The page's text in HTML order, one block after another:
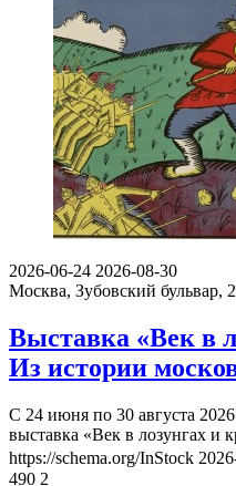
2026-06-24 2026-08-30
Москва, Зубовский бульвар, 2
Выставка «Век в
Из истории
С 24 июня по 30 августа
выставка «Век в лозунгах и
https://schema.org/InStock
490 2